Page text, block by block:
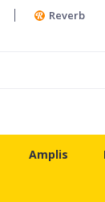
Reverb
Amplis